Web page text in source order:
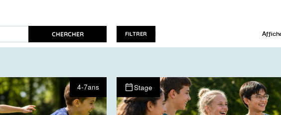
CHERCHER FILTRER
4-7ans Stage